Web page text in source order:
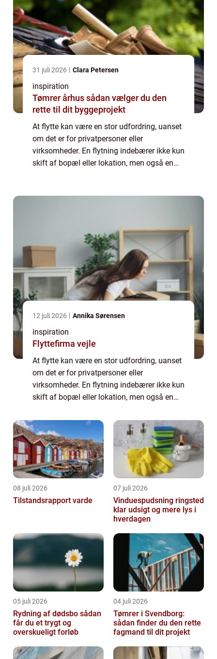
31 juli 2026 Clara Petersen
inspiration
Tømrer århus sådan vælger du den
rette til dit byggeprojekt
At flytte kan være en stor udfordring, uanset
om det er for privatpersoner eller
virksomheder. En flytning indebærer ikke kun
skift af bopæl eller lokation, men også en
12 juli 2026 Annika Sørensen
inspiration
Flyttefirma vejle
At flytte kan være en stor udfordring, uanset
om det er for privatpersoner eller
virksomheder. En flytning indebærer ikke kun
skift af bopæl eller lokation, men også en
dem, de...
08 juli 2026
Tilstandsrapport varde
07 juli 2026
Vinduespudsning ringsted
klar udsigt og mere lys i
hverdagen
05 juli 2026
Rydning af dødsbo sådan
får du et trygt og
overskueligt forløb
04 juli 2026
Tømrer i Svendborg:
sådan finder du den rette
fagmand til dit projekt